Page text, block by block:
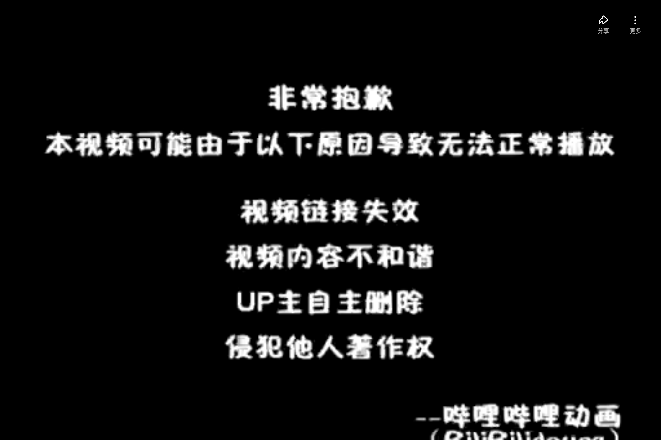
分享 更多